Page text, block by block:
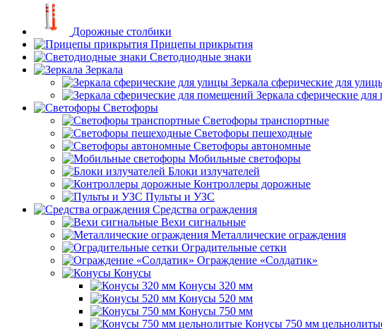
Дорожные столбики
Прицепы прикрытия
Светодиодные знаки
Зеркала
Зеркала сферические для
Зеркала сферические
Светофоры
Светофоры транспортные
Светофоры пешеходные
Светофоры автономные
Мобильные светофоры
Блоки излучателей
Контроллеры дорожные
Пульты и УЗС
Средства ограждения
Вехи сигнальные
Металлические ограждения
Оградительные сетки
Ограждение «Солдатик»
Конусы
Конусы 320 мм
Конусы 520 мм
Конусы 750 мм
Конусы 750 мм